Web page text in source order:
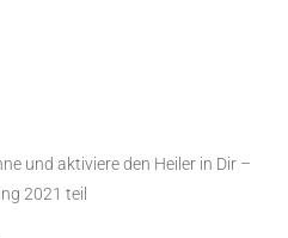
und aktiviere den Heiler in Dir –
2021 teil